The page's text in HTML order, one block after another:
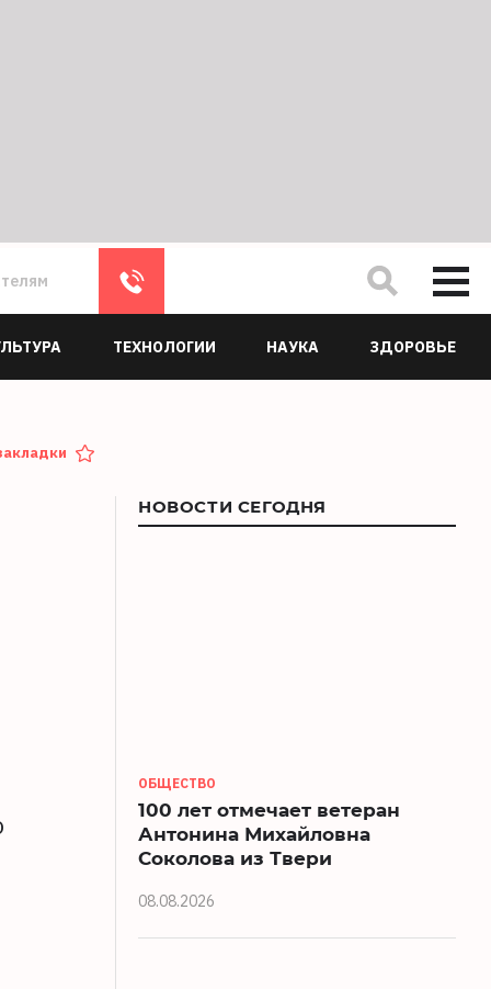
ТЕХНОЛОГИИ НАУКА ЗДОРОВЬЕ
НОВОСТИ СЕГОДНЯ
ОБЩЕСТВО
100 лет отмечает ветеран
Антонина Михайловна
Соколова из Твери
08.08.2026